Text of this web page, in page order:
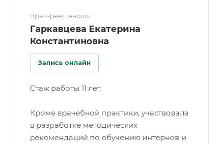
Врач-рентгенолог
Гаркавцева Екатерина
Константиновна
Запись онлайн
Стаж работы 11 лет.
Кроме врачебной практики, участвовала
в разработке методических
рекомендаций по обучению интернов и